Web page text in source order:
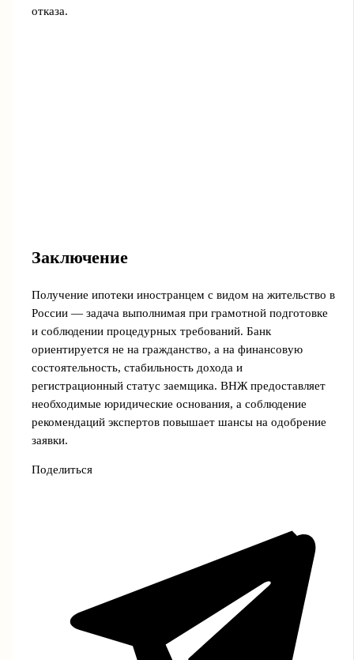
отказа.
Заключение
Получение ипотеки иностранцем с видом на жительство в
России — задача выполнимая при грамотной подготовке
и соблюдении процедурных требований. Банк
ориентируется не на гражданство, а на финансовую
состоятельность, стабильность дохода и
регистрационный статус заемщика. ВНЖ предоставляет
необходимые юридические основания, а соблюдение
рекомендаций экспертов повышает шансы на одобрение
заявки.
Поделиться